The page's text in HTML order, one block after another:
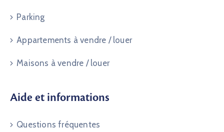
Parking
Appartements à vendre / louer
Maisons à vendre / louer
Aide et informations
Questions fréquentes